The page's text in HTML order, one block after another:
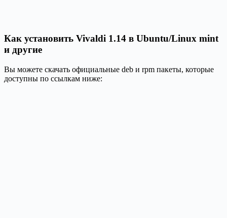
Как установить Vivaldi 1.14 в Ubuntu/Linux mint
и другие
Вы можете скачать официальные deb и rpm пакеты, которые
доступны по ссылкам ниже: